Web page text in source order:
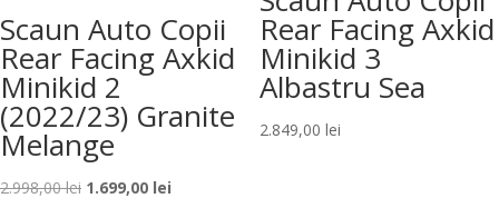
Scaun Auto Copii
Rear Facing Axkid
Minikid 2
(2022/23) Granite
Melange
2.998,00lei Prețul
1.699,00 lei
Rear Facing Axkid
Minikid 3
Albastru Sea
2.849,00 lei